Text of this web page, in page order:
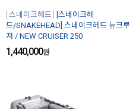
스네이크헤드
[스네이크헤
드/SNAKEHEAD] 스네이크헤드 뉴크루
져 / NEW CRUISER 250
1,440,000원